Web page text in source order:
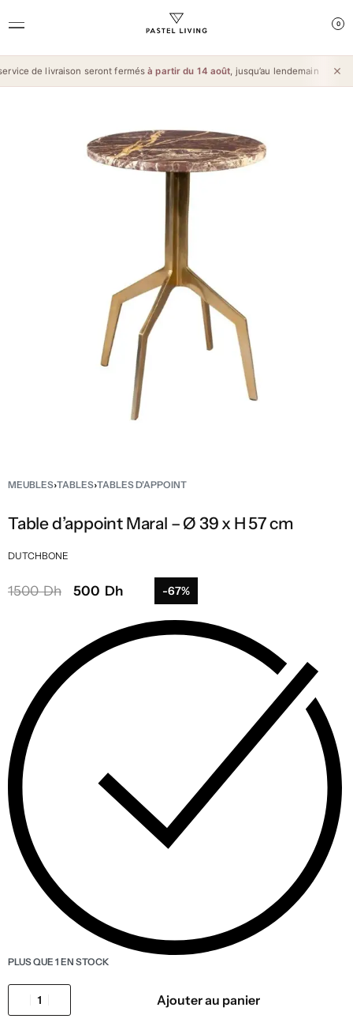
0
de livraison seront fermésà partir du 14 août, jusqu’au lendemain de l’ Aïd
MEUBLES›TABLES›TABLES D'APPOINT
Table d’appoint Maral – Ø 39 x H 57 cm
DUTCHBONE
1500 Dh 500 Dh -67%
PLUS QUE 1 EN STOCK
Ajouter au panier